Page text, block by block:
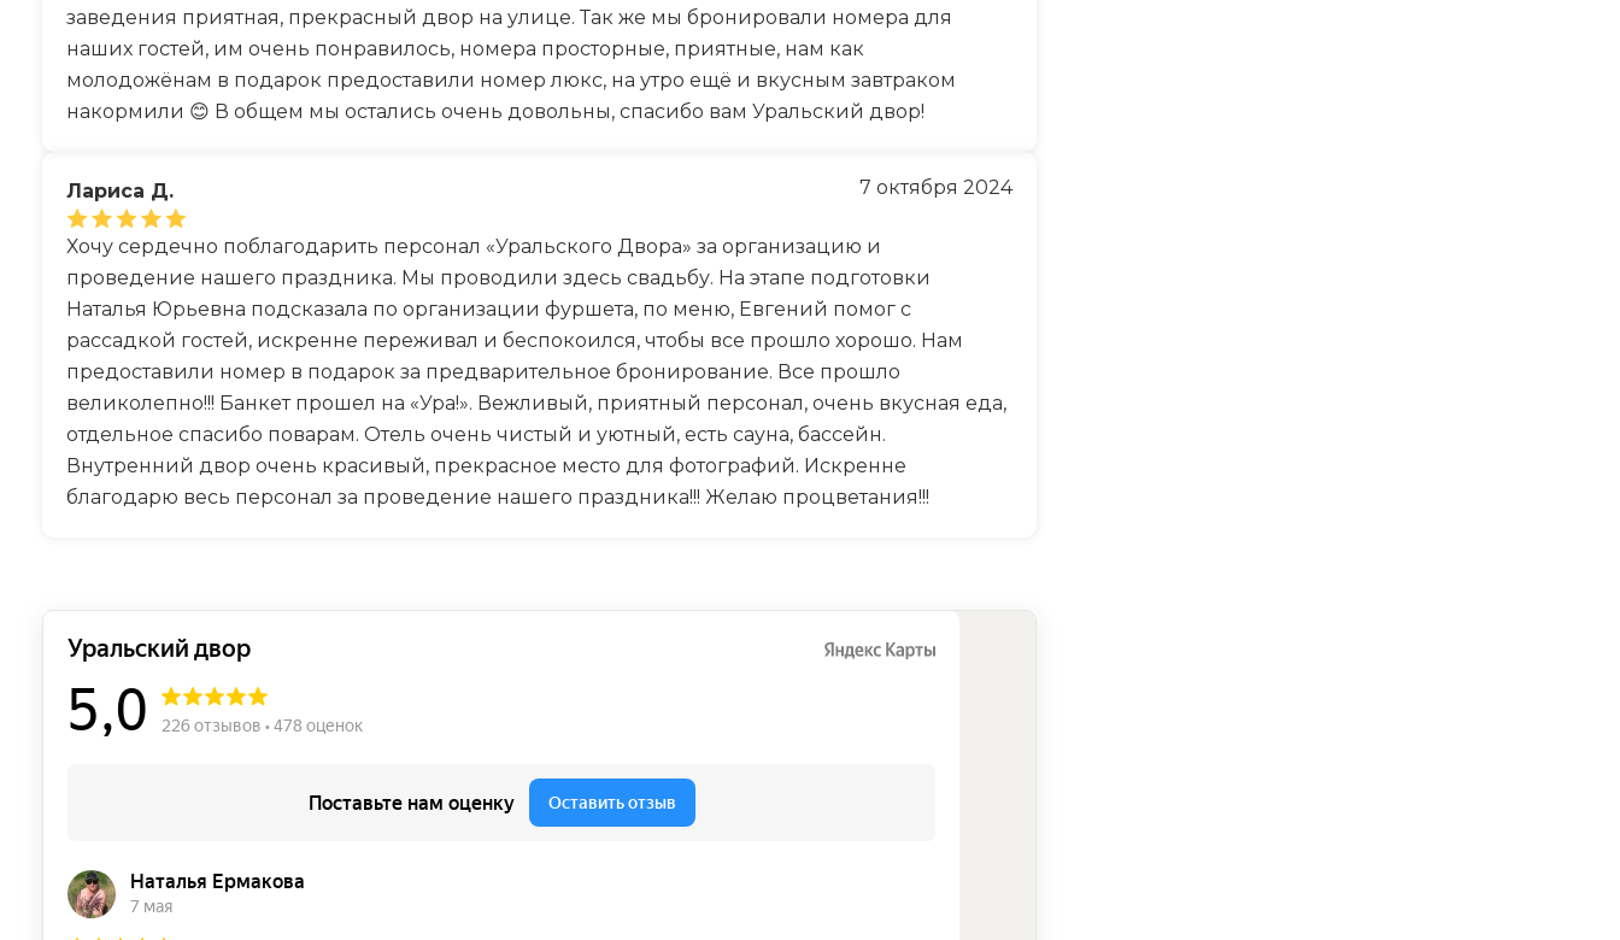
заведения приятная, прекрасный двор на улице. Так же мы бронировали номера для
наших гостей, им очень понравилось, номера просторные, приятные, нам как
молодожёнам в подарок предоставили номер люкс, на утро ещё и вкусным завтраком
накормили 😊 В общем мы остались очень довольны, спасибо вам Уральский двор!
Лариса Д. 7 октября 2024
Хочу сердечно поблагодарить персонал «Уральского Двора» за организацию и
проведение нашего праздника. Мы проводили здесь свадьбу. На этапе подготовки
Наталья Юрьевна подсказала по организации фуршета, по меню, Евгений помог с
рассадкой гостей, искренне переживал и беспокоился, чтобы все прошло хорошо. Нам
предоставили номер в подарок за предварительное бронирование. Все прошло
великолепно!!! Банкет прошел на «Ура!». Вежливый, приятный персонал, очень вкусная еда,
отдельное спасибо поварам. Отель очень чистый и уютный, есть сауна, бассейн.
Внутренний двор очень красивый, прекрасное место для фотографий. Искренне
благодарю весь персонал за проведение нашего праздника!!! Желаю процветания!!!